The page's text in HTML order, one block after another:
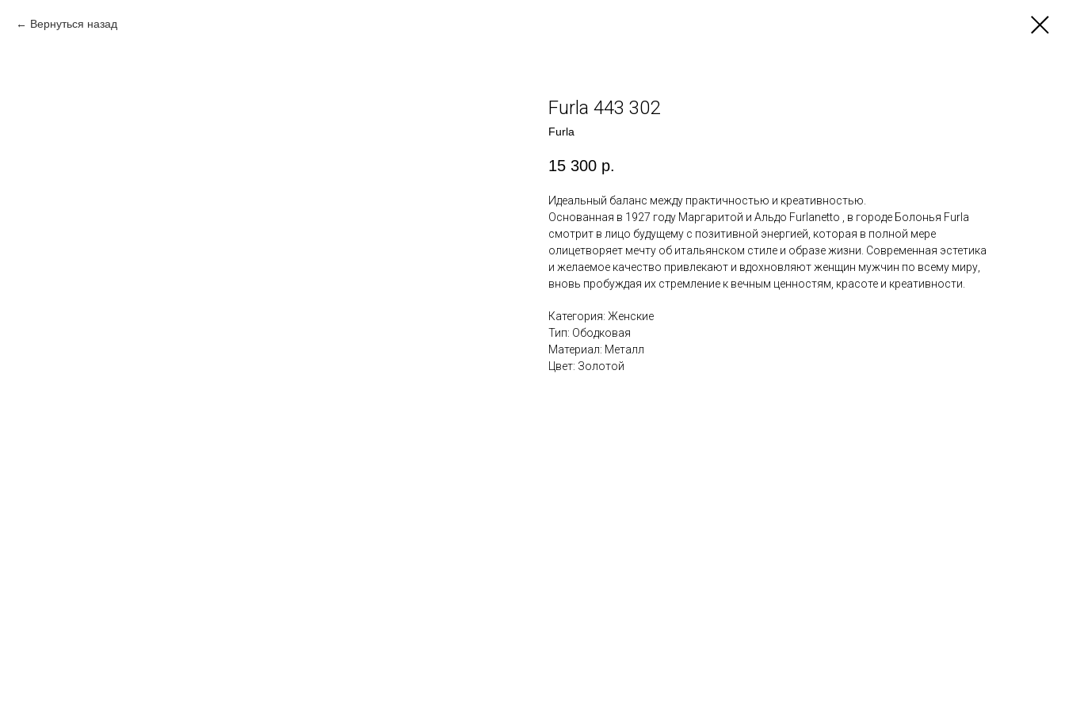
Вернуться назад
Furla 443 302
Furla
15 300 р.
Идеальный баланс между практичностью и креативностью.
Основанная в 1927 году Маргаритой и Альдо Furlanetto , в городе Болонья Furla
смотрит в лицо будущему с позитивной энергией, которая в полной мере
олицетворяет мечту об итальянском стиле и образе жизни. Современная эстетика
и желаемое качество привлекают и вдохновляют женщин мужчин по всему миру,
вновь пробуждая их стремление к вечным ценностям, красоте и креативности.
Категория: Женские
Тип: Ободковая
Материал: Металл
Цвет: Золотой